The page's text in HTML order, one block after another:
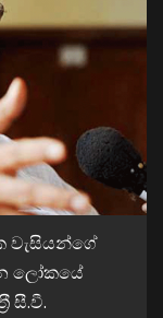
වැසියන්ගේ
ලෝකයේ
සී.වී.